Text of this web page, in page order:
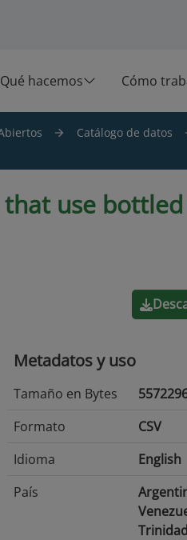
Qué hacemos Cómo
Catálogo de datos
use
Metadatos y uso
Tamaño en Bytes
Formato
CSV
Idioma
English
País